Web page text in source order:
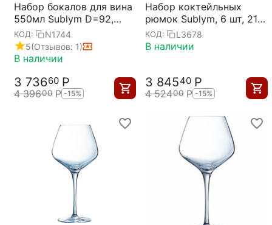
Набор бокалов для вина
550мл Sublym D=92,
H=260мм; 6 штук,
Chef&Sommelier
КОД:
N1744
5(Отзывов: 1)
В наличии
3 73660 Р
4 39600 Р -15%
Набор коктейльных
рюмок Sublym, 6 шт, 210
мл, D114 мм, H179 мм,
Chef&Sommelier
КОД: L3678
В наличии
3 84540 Р
4 52400 Р -15%